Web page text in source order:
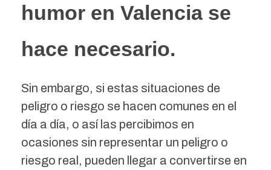
humor en Valencia se
hace necesario.
Sin embargo, si estas situaciones de
peligro o riesgo se hacen comunes en el
día a día, o así las percibimos en
ocasiones sin representar un peligro o
riesgo real, pueden llegar a convertirse en